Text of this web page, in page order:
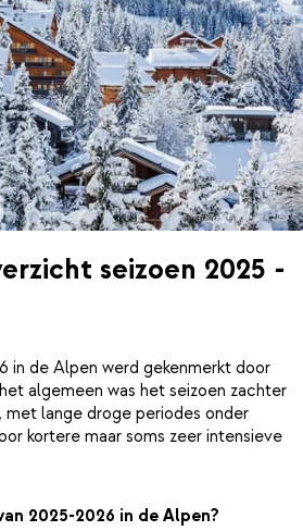
seizoen 2025 -
in de Alpen werd gekenmerkt door
algemeen was het seizoen zachter
met lange droge periodes onder
kortere maar soms zeer intensieve
2025-2026 in de Alpen?